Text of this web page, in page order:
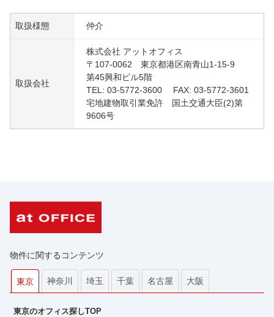
取扱様態 仲介
取扱会社
株式会社 アットオフィス
〒107-0062 東京都港区南青山1-15-9
第45興和ビル5階
TEL: 03-5772-3600 FAX: 03-5772-3601
宅地建物取引業免許 国土交通大臣(2)第
9606号
物件に関するコンテンツ
東京 神奈川 埼玉 千葉 名古屋 大阪
東京のオフィス探しTOP